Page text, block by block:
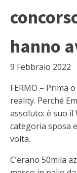
hanno
9 Febbraio 2022
FERMO – Prima
reality. Perché
assoluto: è suo il
categoria sposa
volta.
C’erano 50mila